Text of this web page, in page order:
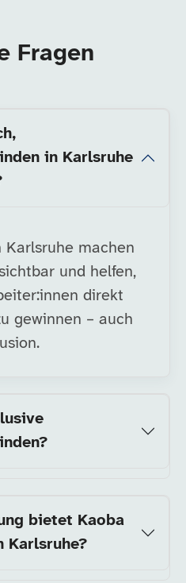
Fragen
in Karlsruhe
Karlsruhe machen
und helfen,
direkt
gewinnen – auch
bietet Kaoba
Karlsruhe?